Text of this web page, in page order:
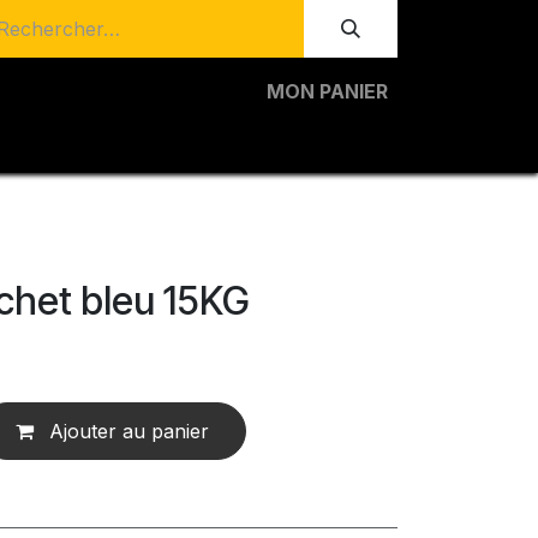
MON PANIER
bleu 15KG
Ajouter au panier